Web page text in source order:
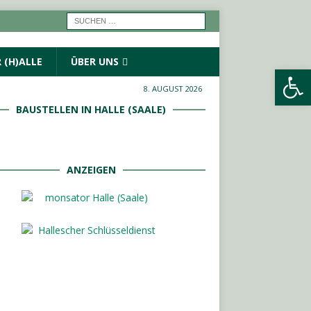
Werkzeugleiste öffnen
(H)ALLE ÜBER UNS
8. AUGUST 2026
BAUSTELLEN IN HALLE (SAALE)
ANZEIGEN